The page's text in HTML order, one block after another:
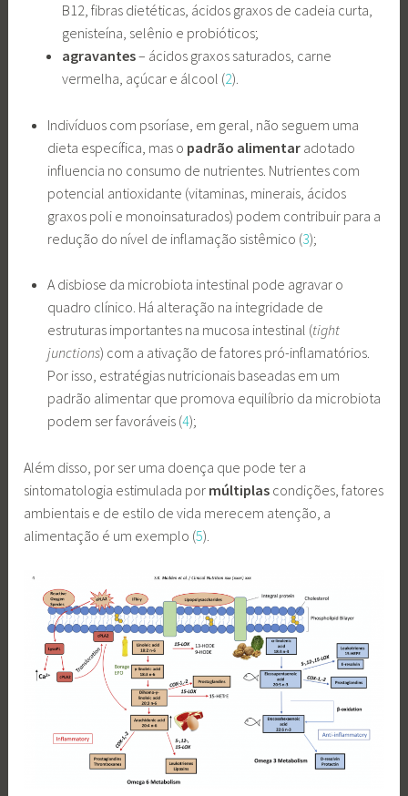
B12, fibras dietéticas, ácidos graxos de cadeia curta,
genisteína, selênio e probióticos;
agravantes– ácidos graxos saturados, carne
vermelha, açúcar e álcool (2).
Indivíduos com psoríase, em geral, não seguem uma
dieta específica, mas o padrão alimentaradotado
influencia no consumo de nutrientes. Nutrientes com
potencial antioxidante (vitaminas, minerais, ácidos
graxos poli e monoinsaturados) podem contribuir para a
redução do nível de inflamação sistêmico (3);
A disbiose da microbiota intestinal pode agravar o
quadro clínico. Há alteração na integridade de
estruturas importantes na mucosa intestinal (tight
junctions) com a ativação de fatores pró-inflamatórios.
Por isso, estratégias nutricionais baseadas em um
padrão alimentar que promova equilíbrio da microbiota
podem ser favoráveis (4);
Além disso, por ser uma doença que pode ter a
sintomatologia estimulada por múltiplas condições, fatores
ambientais e de estilo de vida merecem atenção, a
alimentação é um exemplo (5).